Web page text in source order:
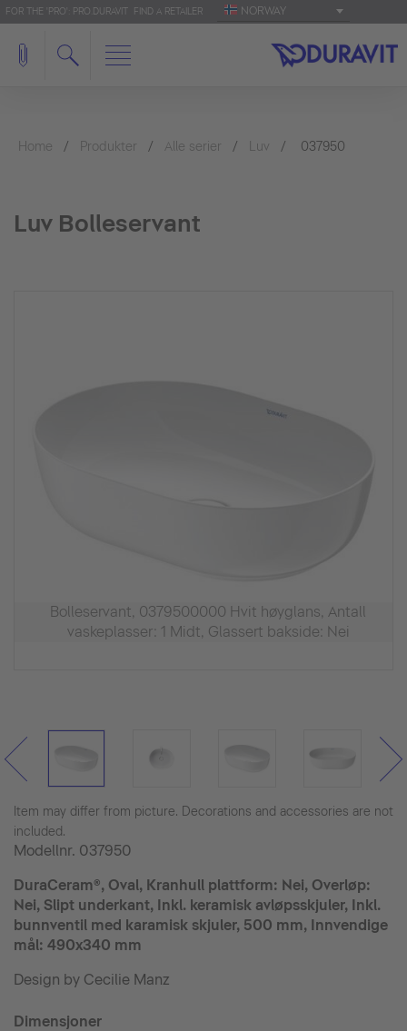
FOR THE 'PRO': PRO.DURAVIT FIND A RETAILER NORWAY
Home Produkter Alle serier Luv 037950
Luv Bolleservant
Bolleservant, 0379500000 Hvit høyglans, Antall
vaskeplasser: 1 Midt, Glassert bakside: Nei
Item may differ from picture. Decorations and accessories are not
included.
Modellnr. 037950
DuraCeram®, Oval, Kranhull plattform: Nei, Overløp:
Nei, Slipt underkant, Inkl. keramisk avløpsskjuler, Inkl.
bunnventil med karamisk skjuler, 500 mm, Innvendige
mål: 490x340 mm
Design by Cecilie Manz
Dimensjoner